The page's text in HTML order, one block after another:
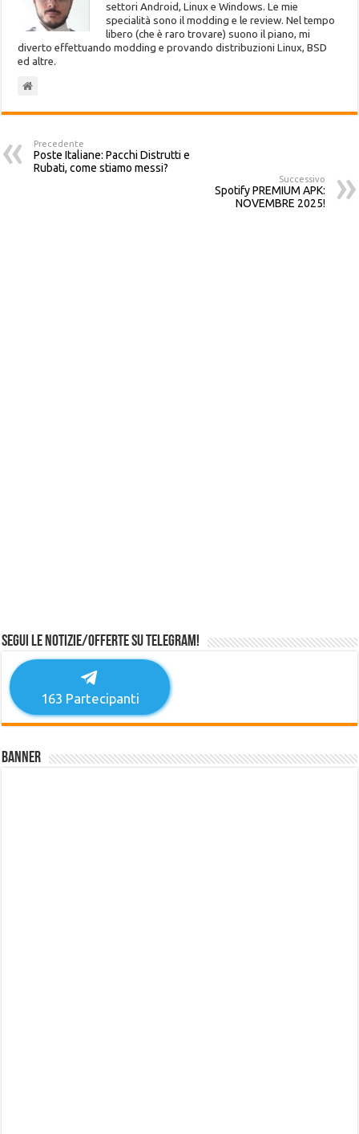
settori Android, Linux e Windows. Le mie
specialità sono il modding e le review. Nel tempo
libero (che è raro trovare) suono il piano, mi
diverto effettuando modding e provando distribuzioni Linux, BSD
ed altre.
Precedente
Poste Italiane: Pacchi Distrutti e
Rubati, come stiamo messi?
Successivo
Spotify PREMIUM APK:
NOVEMBRE 2025!
Segui le notizie/offerte su Telegram!
163 Partecipanti
Banner